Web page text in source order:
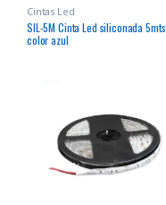
Cintas Led
SIL-5M Cinta Led siliconada 5mts.
color azul